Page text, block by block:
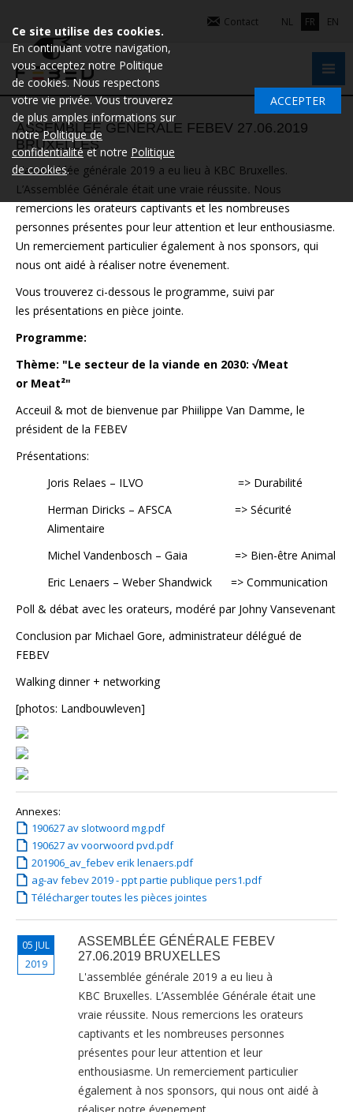
Contact NL FR EN
ASSEMBLÉE GÉNÉRALE FEBEV 27.06.2019
BRUXELLES
L'assemblée générale 2019 a eu lieu à KBC Bruxelles.
L’Assemblée Générale était une vraie réussite. Nous
remercions les orateurs captivants et les nombreuses
personnes présentes pour leur attention et leur enthousiasme.
Un remerciement particulier également à nos sponsors, qui
nous ont aidé à réaliser notre évenement.
Vous trouverez ci-dessous le programme, suivi par
les présentations en pièce jointe.
Programme:
Thème: "Le secteur de la viande en 2030: √Meat
or Meat²"
Acceuil & mot de bienvenue par Phiilippe Van Damme, le
président de la FEBEV
Présentations:
Joris Relaes – ILVO => Durabilité
Herman Diricks – AFSCA => Sécurité
Alimentaire
Michel Vandenbosch – Gaia => Bien-être Animal
Eric Lenaers – Weber Shandwick => Communication
Poll & débat avec les orateurs, modéré par Johny Vansevenant
Conclusion par Michael Gore, administrateur délégué de
FEBEV
Walking dinner + networking
[photos: Landbouwleven]
Annexes:
190627 av slotwoord mg.pdf
190627 av voorwoord pvd.pdf
201906_av_febev erik lenaers.pdf
ag-av febev 2019 - ppt partie publique pers1.pdf
Télécharger toutes les pièces jointes
05 JUL
2019
ASSEMBLÉE GÉNÉRALE FEBEV
27.06.2019 BRUXELLES
L'assemblée générale 2019 a eu lieu à
KBC Bruxelles. L’Assemblée Générale était une
vraie réussite. Nous remercions les orateurs
captivants et les nombreuses personnes
présentes pour leur attention et leur
enthousiasme. Un remerciement particulier
également à nos sponsors, qui nous ont aidé à
Ce site utilise des cookies.
En continuant votre navigation,
vous acceptez notre Politique
de cookies. Nous respectons
votre vie privée. Vous trouverez
de plus amples informations sur
notrePolitique de
confidentialitéet notre Politique
de cookies.
ACCEPTER